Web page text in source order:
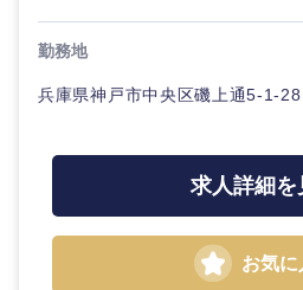
勤務地
兵庫県神戸市中央区磯上通5-1-28
求人詳細を
お気に